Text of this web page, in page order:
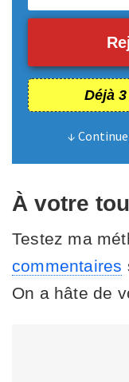
Déjà
↓
À votre
Testez ma
commentaires
On a hâte de